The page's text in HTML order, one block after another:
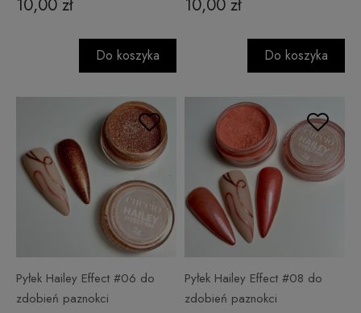
10,00 zł
Do koszyka
10,00 zł
Do koszyka
Pyłek Hailey Effect #06 do
zdobień paznokci
Pyłek Hailey Effect #08 do
zdobień paznokci